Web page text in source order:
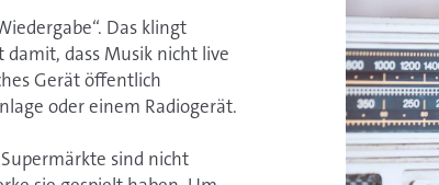
Das klingt
dass Musik nicht live
Gerät öffentlich
oder einem Radiogerät.
sind nicht